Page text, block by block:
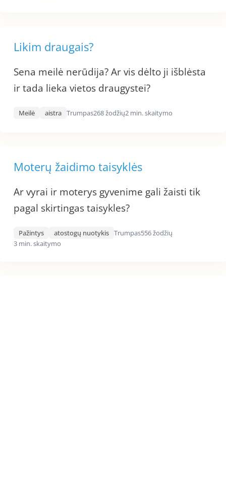
Likim draugais?
Sena meilė nerūdija? Ar vis dėlto ji išblėsta
ir tada lieka vietos draugystei?
Meilė aistra Trumpas268 žodžių2 min. skaitymo
Moterų žaidimo taisyklės
Ar vyrai ir moterys gyvenime gali žaisti tik
pagal skirtingas taisykles?
Pažintys atostogų nuotykis Trumpas556 žodžių
3 min. skaitymo